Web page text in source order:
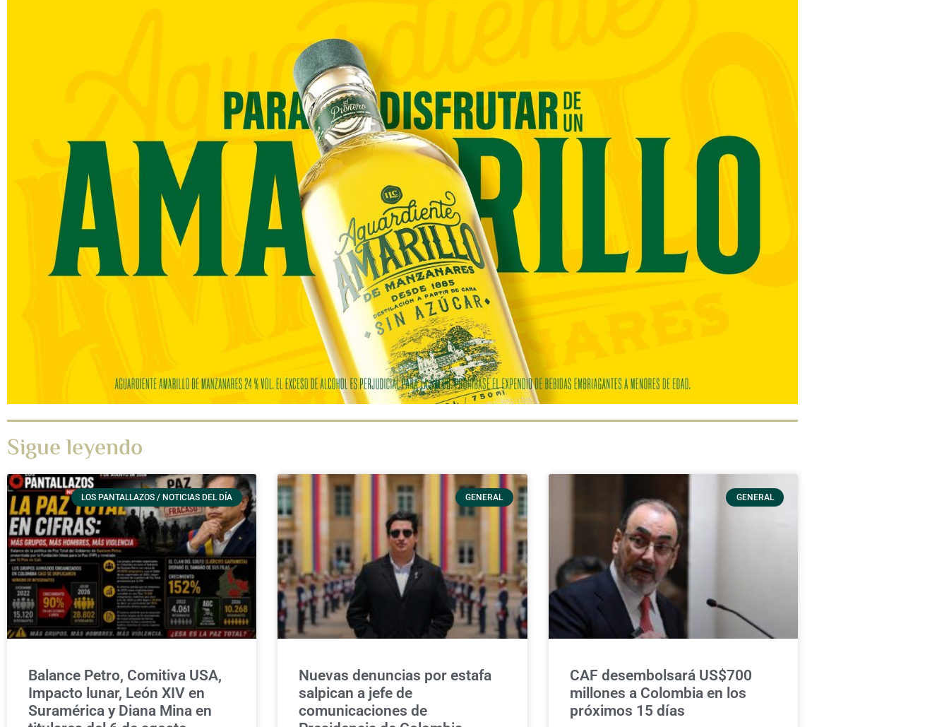
Sigue leyendo
LOS PANTALLAZOS / NOTICIAS DEL DÍA
Balance Petro, Comitiva USA,
Impacto lunar, León XIV en
Suramérica y Diana Mina en
GENERAL
Nuevas denuncias por estafa
salpican a jefe de
comunicaciones de
GENERAL
CAF desembolsará US$700
millones a Colombia en los
próximos 15 días